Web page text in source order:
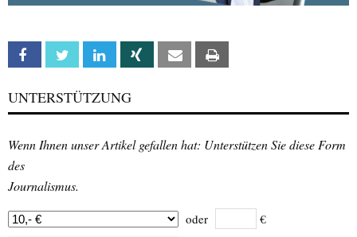
Facebook Twitter Linkedin Xing Email
UNTERSTÜTZUNG
Wenn Ihnen unser Artikel gefallen hat: Unterstützen Sie diese Form
des
Journalismus.
oder €